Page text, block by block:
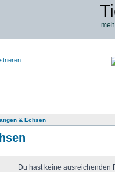
& Echsen
Du hast keine ausreichenden